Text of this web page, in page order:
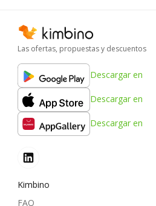
Las ofertas, propuestas y descuentos
Descargar en
Descargar en
Descargar en
Kimbino
FAQ